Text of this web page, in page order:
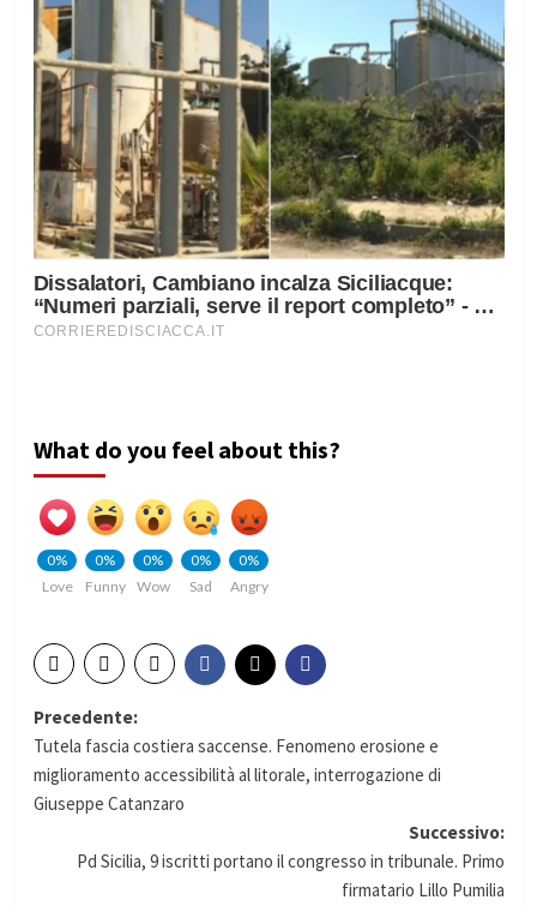
What do you feel about this?
0%
Love
0%
Funny
0%
Wow
0%
Sad
0%
Angry
Navigazione
articolo
Precedente:
Tutela fascia costiera saccense. Fenomeno erosione e
miglioramento accessibilità al litorale, interrogazione di
Giuseppe Catanzaro
Successivo:
Pd Sicilia, 9 iscritti portano il congresso in tribunale. Primo
firmatario Lillo Pumilia